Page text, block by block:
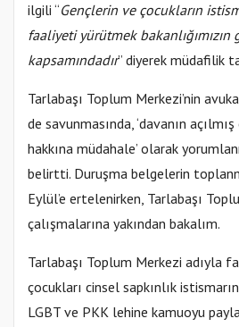
ilgili “Gençlerin ve çocukların
faaliyeti yürütmek bakanlığımızın
kapsamındadır” diyerek müdafilik
Tarlabaşı Toplum Merkezi’nin
de savunmasında, ‘davanın
hakkına müdahale’ olarak
belirtti. Duruşma belgelerin
Eylül’e ertelenirken, Tarlabaşı
çalışmalarına yakından bakalım.
Tarlabaşı Toplum Merkezi adıyla
çocukları cinsel sapkınlık
LGBT ve PKK lehine kamuoyu